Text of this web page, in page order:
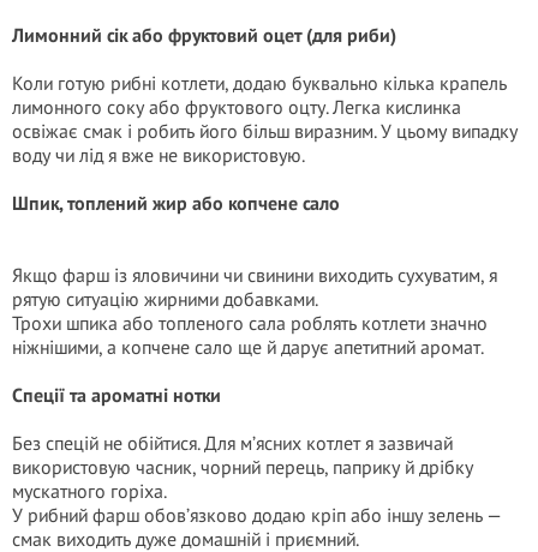
Лимонний сік або фруктовий оцет (для риби)
Коли готую рибні котлети, додаю буквально кілька крапель
лимонного соку або фруктового оцту. Легка кислинка
освіжає смак і робить його більш виразним. У цьому випадку
воду чи лід я вже не використовую.
Шпик, топлений жир або копчене сало
Якщо фарш із яловичини чи свинини виходить сухуватим, я
рятую ситуацію жирними добавками.
Трохи шпика або топленого сала роблять котлети значно
ніжнішими, а копчене сало ще й дарує апетитний аромат.
Спеції та ароматні нотки
Без спецій не обійтися. Для м’ясних котлет я зазвичай
використовую часник, чорний перець, паприку й дрібку
мускатного горіха.
У рибний фарш обов’язково додаю кріп або іншу зелень —
смак виходить дуже домашній і приємний.